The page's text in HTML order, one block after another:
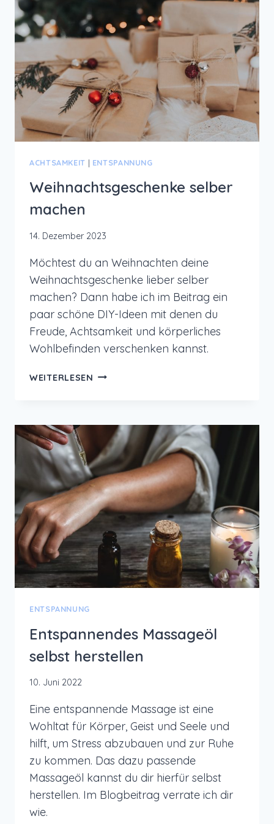
ACHTSAMKEIT | ENTSPANNUNG
Weihnachtsgeschenke selber
machen
14. Dezember 2023
Möchtest du an Weihnachten deine
Weihnachtsgeschenke lieber selber
machen? Dann habe ich im Beitrag ein
paar schöne DIY-Ideen mit denen du
Freude, Achtsamkeit und körperliches
Wohlbefinden verschenken kannst.
WEITERLESEN WEIHNACHTSGESCHENKE
ENTSPANNUNG
Entspannendes Massageöl
selbst herstellen
10. Juni 2022
Eine entspannende Massage ist eine
Wohltat für Körper, Geist und Seele und
hilft, um Stress abzubauen und zur Ruhe
zu kommen. Das dazu passende
Massageöl kannst du dir hierfür selbst
herstellen. Im Blogbeitrag verrate ich dir
wie.